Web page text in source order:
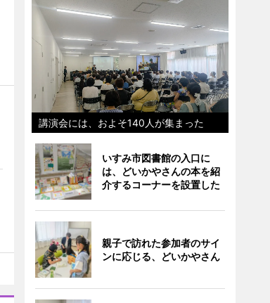
講演会には、およそ140人が集まった
いすみ市図書館の入口に
は、どいかやさんの本を紹
介するコーナーを設置した
親子で訪れた参加者のサイ
ンに応じる、どいかやさん